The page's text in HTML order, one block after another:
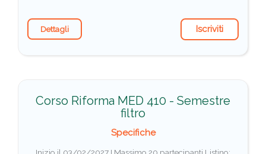
Dettagli Iscriviti
Corso Riforma MED 410 - Semestre
filtro
Specifiche